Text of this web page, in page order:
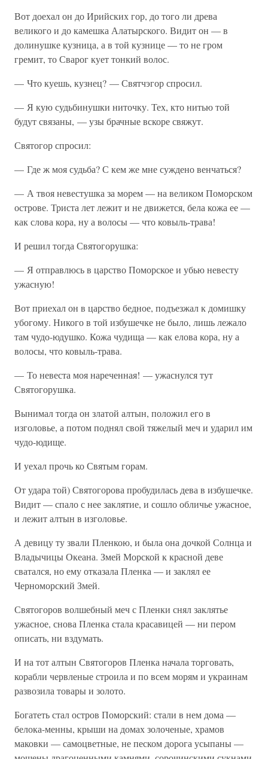
Вот доехал он до Ирийских гор, до того ли древа
великого и до камешка Алатырского. Видит он — в
долинушке кузница, а в той кузнице — то не гром
гремит, то Сварог кует тонкий волос.
— Что куешь, кузнец? — Святчэгор спросил.
— Я кую судьбинушки ниточку. Тех, кто нитью той
будут связаны, — узы брачные вскоре свяжут.
Святогор спросил:
— Где ж моя судьба? С кем же мне суждено венчаться?
— А твоя невестушка за морем — на великом Поморском
острове. Триста лет лежит и не движется, бела кожа ее —
как слова кора, ну а волосы — что ковыль-трава!
И решил тогда Святогорушка:
— Я отправлюсь в царство Поморское и убью невесту
ужасную!
Вот приехал он в царство бедное, подъезжал к домишку
убогому. Никого в той избушечке не было, лишь лежало
там чудо-юдушко. Кожа чудища — как елова кора, ну а
волосы, что ковыль-трава.
— То невеста моя нареченная! — ужаснулся тут
Святогорушка.
Вынимал тогда он златой алтын, положил его в
изголовье, а потом поднял свой тяжелый меч и ударил им
чудо-юдище.
И уехал прочь ко Святым горам.
От удара той) Святогорова пробудилась дева в избушечке.
Видит — спало с нее заклятие, и сошло обличье ужасное,
и лежит алтын в изголовье.
А девицу ту звали Пленкою, и была она дочкой Солнца и
Владычицы Океана. Змей Морской к красной деве
сватался, но ему отказала Пленка — и заклял ее
Черноморский Змей.
Святогоров волшебный меч с Пленки снял заклятье
ужасное, снова Пленка стала красавицей — ни пером
описать, ни вздумать.
И на тот алтын Святогоров Пленка начала торговать,
корабли червленые строила и по всем морям и украинам
развозила товары и золото.
Богатеть стал остров Поморский: стали в нем дома —
белока-менны, крыши на домах золоченые, храмов
маковки — самоцветные, не песком дорога усыпаны —